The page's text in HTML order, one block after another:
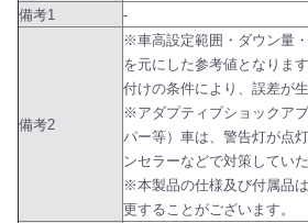
備考1 -
備考2
※車高設定範囲・ダウン量
を元にした参考値となりま
付けの条件により、誤差が
※アダプティブショックア
パー等）車は、警告灯が点
ンセラーなどで対策してい
※本製品の仕様及び付属品
更することがございます。